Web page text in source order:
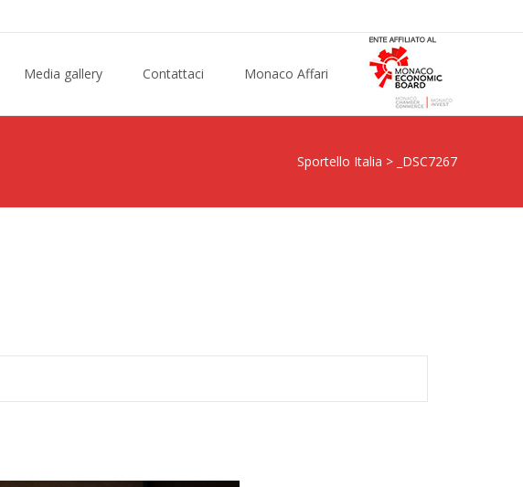
Media gallery Contattaci Monaco Affari
Sportello Italia > _DSC7267